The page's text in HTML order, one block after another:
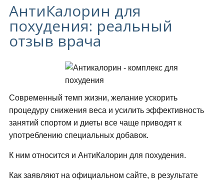
АнтиКалорин для
похудения: реальный
отзыв врача
Современный темп жизни, желание ускорить
процедуру снижения веса и усилить эффективность
занятий спортом и диеты все чаще приводят к
употреблению специальных добавок.
К ним относится и АнтиКалорин для похудения.
Как заявляют на официальном сайте, в результате